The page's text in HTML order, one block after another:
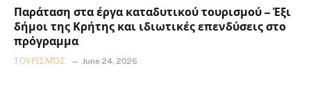
Παράταση στα έργα καταδυτικού τουρισμού – Έξι
δήμοι της Κρήτης και ιδιωτικές επενδύσεις στο
πρόγραμμα
ΤΟΥΡΙΣΜΌΣ June 24, 2026